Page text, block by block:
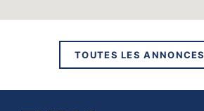
TOUTES LES ANNONCES